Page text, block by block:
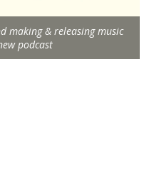
making & releasing music
podcast